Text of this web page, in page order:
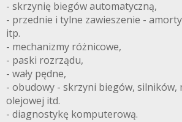
- skrzynię biegów automatyczną,
- przednie i tylne zawieszenie -
itp.
- mechanizmy różnicowe,
- paski rozrządu,
- wały pędne,
- obudowy - skrzyni biegów, silników,
olejowej itd.
- diagnostykę komputerową.